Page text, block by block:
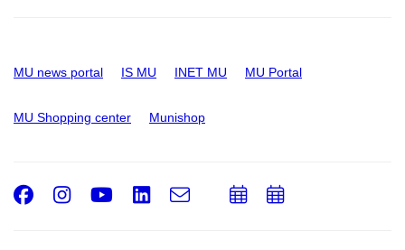
MU news portal IS MU INET MU MU Portal
MU Shopping center Munishop
Facebook
Instagram
Youtube
LinkedIn
e-
AddAdd